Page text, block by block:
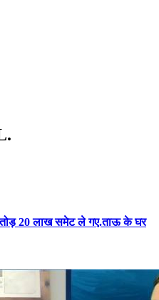
तोड़ 20 लाख समेट ले गए.ताऊ के घर